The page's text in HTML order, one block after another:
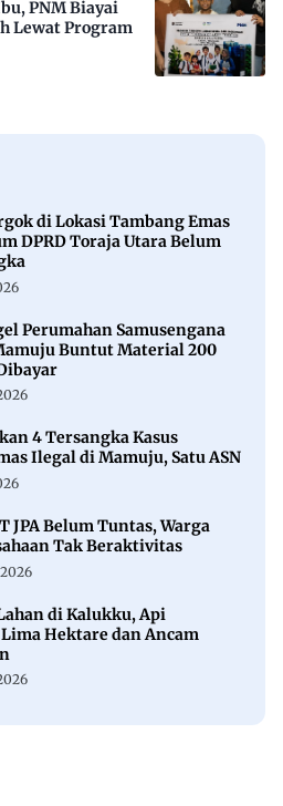
PNM Biayai
Lewat Program
di Lokasi Tambang Emas
DPRD Toraja Utara Belum
Perumahan Samusengana
Buntut Material 200
4 Tersangka Kasus
Ilegal di Mamuju, Satu ASN
JPA Belum Tuntas, Warga
Tak Beraktivitas
di Kalukku, Api
Hektare dan Ancam